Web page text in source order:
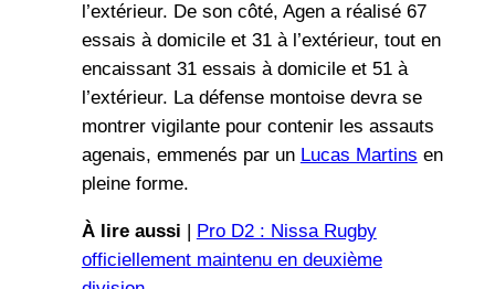
l’extérieur. De son côté, Agen a réalisé 67
essais à domicile et 31 à l’extérieur, tout en
encaissant 31 essais à domicile et 51 à
l’extérieur. La défense montoise devra se
montrer vigilante pour contenir les assauts
agenais, emmenés par un Lucas Martins en
pleine forme.
À lire aussi
Pro D2 : Nissa Rugby
officiellement maintenu en deuxième